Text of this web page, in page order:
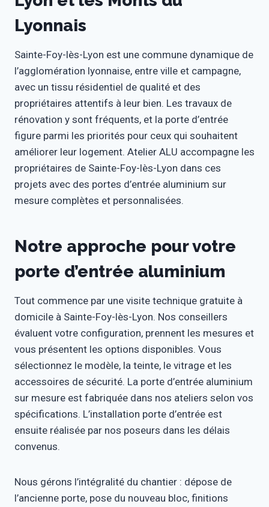
Lyonnais
Sainte-Foy-lès-Lyon est une commune dynamique de
l’agglomération lyonnaise, entre ville et campagne,
avec un tissu résidentiel de qualité et des
propriétaires attentifs à leur bien. Les travaux de
rénovation y sont fréquents, et la porte d’entrée
figure parmi les priorités pour ceux qui souhaitent
améliorer leur logement. Atelier ALU accompagne les
propriétaires de Sainte-Foy-lès-Lyon dans ces
projets avec des portes d’entrée aluminium sur
mesure complètes et personnalisées.
Notre approche pour votre
porte d’entrée aluminium
Tout commence par une visite technique gratuite à
domicile à Sainte-Foy-lès-Lyon. Nos conseillers
évaluent votre configuration, prennent les mesures et
vous présentent les options disponibles. Vous
sélectionnez le modèle, la teinte, le vitrage et les
accessoires de sécurité. La porte d’entrée aluminium
sur mesure est fabriquée dans nos ateliers selon vos
spécifications. L’installation porte d’entrée est
ensuite réalisée par nos poseurs dans les délais
convenus.
Nous gérons l’intégralité du chantier : dépose de
l’ancienne porte, pose du nouveau bloc, finitions